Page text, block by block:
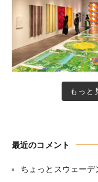
もっと
最近のコメント
ちょっとスウェー